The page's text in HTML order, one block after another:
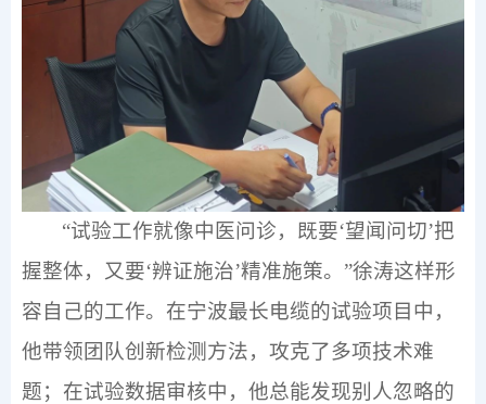
“试验工作就像中医问诊，既要‘望闻问切’把
握整体，又要‘辨证施治’精准施策。”徐涛这样形
容自己的工作。在宁波最长电缆的试验项目中，
他带领团队创新检测方法，攻克了多项技术难
题；在试验数据审核中，他总能发现别人忽略的